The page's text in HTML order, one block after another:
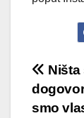
Post
Ništa
smo